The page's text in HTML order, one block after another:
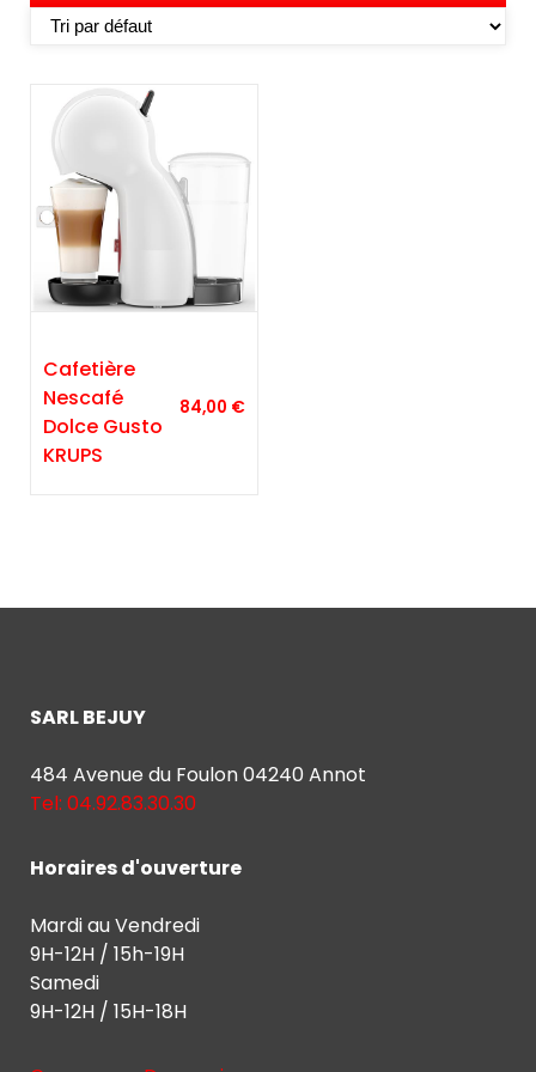
Cafetière
Nescafé
Dolce Gusto
KRUPS
84,00 €
SARL BEJUY
484 Avenue du Foulon 04240 Annot
Tel: 04.92.83.30.30
Horaires d'ouverture
Mardi au Vendredi
9H-12H / 15h-19H
Samedi
9H-12H / 15H-18H